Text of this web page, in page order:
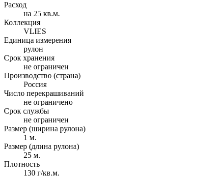
Расход
на 25 кв.м.
Коллекция
VLIES
Единица измерения
рулон
Срок хранения
не ограничен
Производство (страна)
Россия
Число перекрашиваний
не ограничено
Срок службы
не ограничен
Размер (ширина рулона)
1 м.
Размер (длина рулона)
25 м.
Плотность
130 г/кв.м.